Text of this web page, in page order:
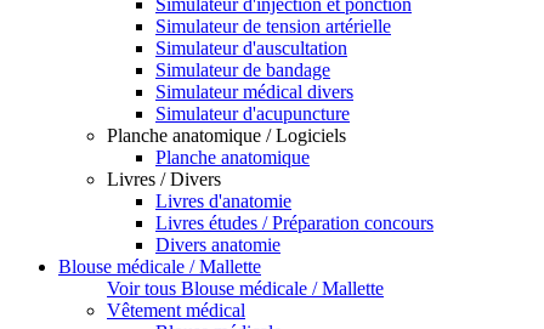
Simulateur d'injection et ponction
Simulateur de tension artérielle
Simulateur d'auscultation
Simulateur de bandage
Simulateur médical divers
Simulateur d'acupuncture
Planche anatomique / Logiciels
Planche anatomique
Livres / Divers
Livres d'anatomie
Livres études / Préparation concours
Divers anatomie
Blouse médicale / Mallette
Voir tous Blouse médicale / Mallette
Vêtement médical